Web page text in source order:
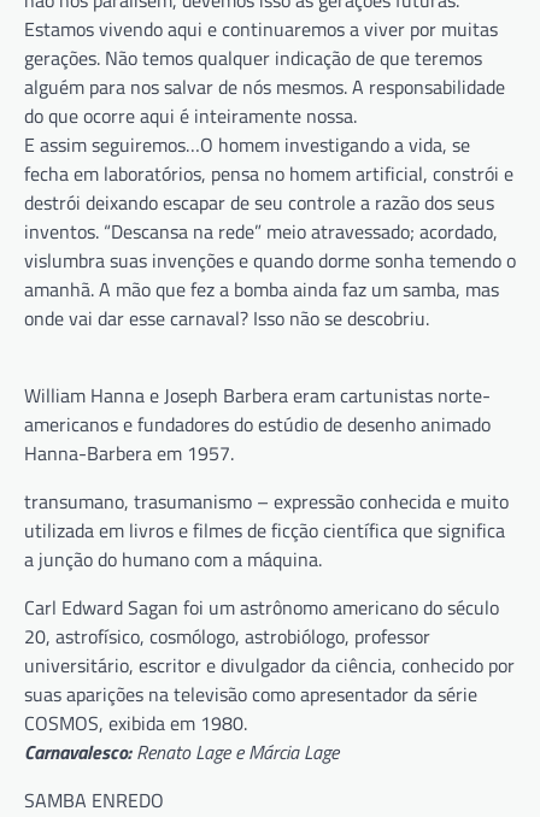
Estamos vivendo aqui e continuaremos a viver por muitas
gerações. Não temos qualquer indicação de que teremos
alguém para nos salvar de nós mesmos. A responsabilidade
do que ocorre aqui é inteiramente nossa.
E assim seguiremos…O homem investigando a vida, se
fecha em laboratórios, pensa no homem artificial, constrói e
destrói deixando escapar de seu controle a razão dos seus
inventos. “Descansa na rede” meio atravessado; acordado,
vislumbra suas invenções e quando dorme sonha temendo o
amanhã. A mão que fez a bomba ainda faz um samba, mas
onde vai dar esse carnaval? Isso não se descobriu.
William Hanna e Joseph Barbera eram cartunistas norte-
americanos e fundadores do estúdio de desenho animado
Hanna-Barbera em 1957.
transumano, trasumanismo – expressão conhecida e muito
utilizada em livros e filmes de ficção científica que significa
a junção do humano com a máquina.
Carl Edward Sagan foi um astrônomo americano do século
20, astrofísico, cosmólogo, astrobiólogo, professor
universitário, escritor e divulgador da ciência, conhecido por
suas aparições na televisão como apresentador da série
COSMOS, exibida em 1980.
Carnavalesco:Renato Lage e Márcia Lage
SAMBA ENREDO